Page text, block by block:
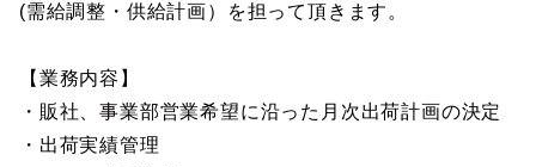
(需給調整・供給計画）を担って頂きます。
【業務内容】
・販社、事業部営業希望に沿った月次出荷計画の決定
・出荷実績管理